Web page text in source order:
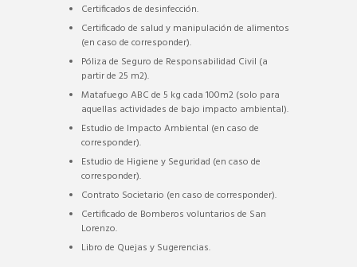
Certificados de desinfección.
Certificado de salud y manipulación de alimentos
(en caso de corresponder).
Póliza de Seguro de Responsabilidad Civil (a
partir de 25 m2).
Matafuego ABC de 5 kg cada 100m2 (solo para
aquellas actividades de bajo impacto ambiental).
Estudio de Impacto Ambiental (en caso de
corresponder).
Estudio de Higiene y Seguridad (en caso de
corresponder).
Contrato Societario (en caso de corresponder).
Certificado de Bomberos voluntarios de San
Lorenzo.
Libro de Quejas y Sugerencias.